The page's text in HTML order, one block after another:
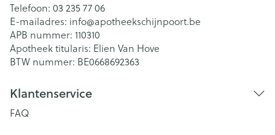
Telefoon: 03 235 77 06
E-mailadres: info@apotheekschijnpoort.be
APB nummer: 110310
Apotheek titularis: Elien Van Hove
BTW nummer: BE0668692363
Klantenservice
FAQ